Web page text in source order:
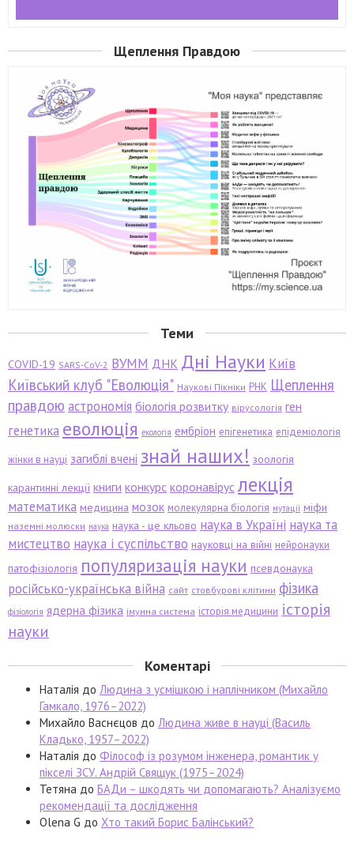
Щеплення Правдою
Теми
COVID-19 SARS-CoV-2 ВУММ ДНК Дні Науки Київ
Київський клуб "Еволюція" Наукові Пікніки РНК Щеплення
правдою астрономія біологія розвитку вірусологія ген
генетика еволюція екологія ембріон епігенетика епідеміологія
жінки в науці загиблі вчені знай наших! зоологія
карантинні лекції книги конкурс коронавірус лекція
математика медицина мозок молекулярна біологія мутації міфи
наземні молюски наука наука - це кльово наука в Україні наука та
мистецтво наука і суспільство науковці на війні нейронауки
патофізіологія популяризація науки псевдонаука
російсько-українська війна сайт стовбурові клітини фізика
фізіологія ядерна фізика імунна система історія медицини історія
науки
Коментарі
Наталія до Людина з усмішкою і наплічником (Михайло
Гамкало, 1976–2022)
Михайло Васнєцов до Людина живе в науці (Василь
Кладько, 1957–2022)
Наталія до Філософ із розумом інженера, романтик у
пікселі ЗСУ. Андрій Свящук (1975–2024)
Тетяна до БАДи – шкодять чи допомагають? Аналізуємо
рекомендації та дослідження
Olena G до Хто такий Борис Балінський?